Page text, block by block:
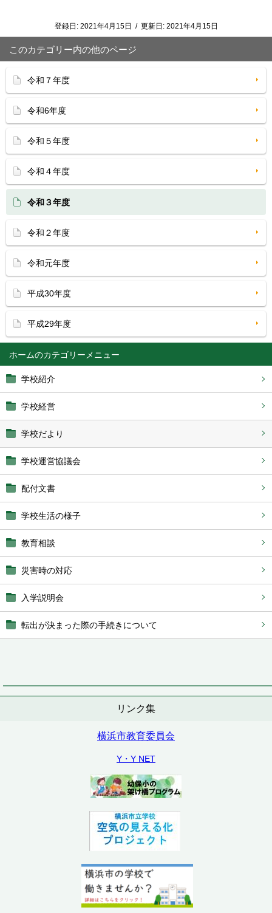
ホーム
学校紹介
学校経営
学校だより
学校運営協議会
配付文書
学校生活の様子
教育相談
災害時の対応
入学説明会
転出が決まった際の手続きについて
リンク集
横浜市教育委員会
Y・Y NET
登録日: 2021年4月15日 / 更新日: 2021年4月15日
このカテゴリー内の他のページ
令和７年度
令和6年度
令和５年度
令和４年度
令和３年度
令和２年度
令和元年度
平成30年度
平成29年度